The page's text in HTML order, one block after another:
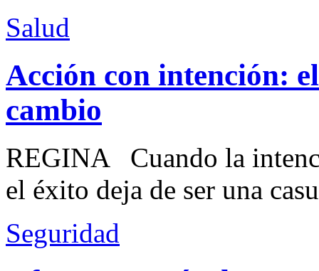
Salud
Acción con intención:
cambio
REGINA Cuando la
el éxito deja de ser una
Seguridad